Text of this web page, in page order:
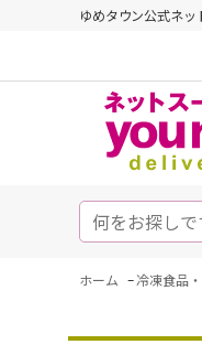
ゆめタウン公式ネッ
ホーム - 冷凍食品